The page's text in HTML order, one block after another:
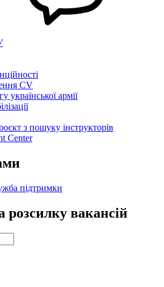
CV
української армії
з пошуку інструкторів
Center
підтримки
розсилку вакансій